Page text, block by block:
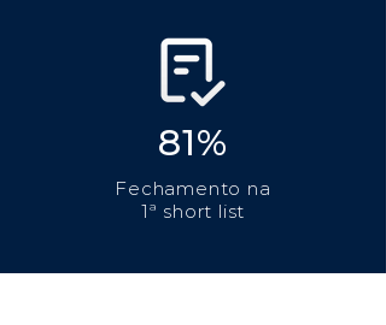
81%
Fechamento na
1ª short list